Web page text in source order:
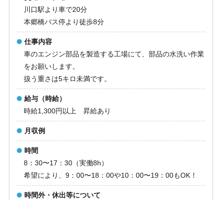
川口駅より車で20分
本郷橋バス停より徒歩8分
仕事内容
車のエンジン部品を製造する工場にて、部品の水洗い作業
をお願いします。
扱う重さは5キロ未満です。
給与（時給）
時給1,300円以上 昇給あり
月収例
時間
8：30〜17：30（実働8h）
希望により、9：00〜18：00や10：00〜19：00もOK！
時間外・休出等について